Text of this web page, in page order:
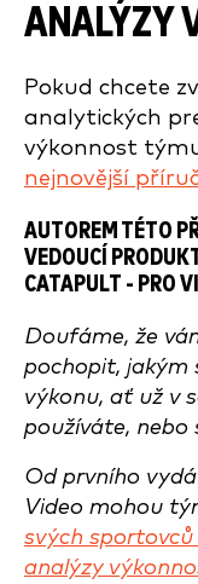
ANALÝZY
Pokud chcete
analytických
výkonnost
nejnovější
AUTOREM TÉTO
VEDOUCÍ
CATAPULT - PRO
Doufáme, že
pochopit, jakým
výkonu, ať už v
používáte, nebo
Od prvního
Video mohou
svých
analýzy